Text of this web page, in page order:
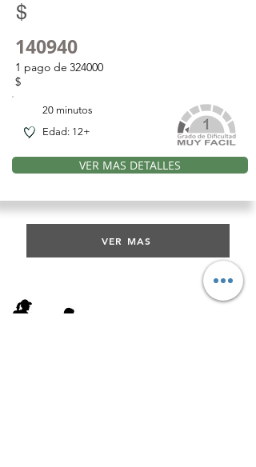
$
140940
1 pago de
$
324000
20 minutos
Edad: 12+
VER MAS DETALLES
VER MAS